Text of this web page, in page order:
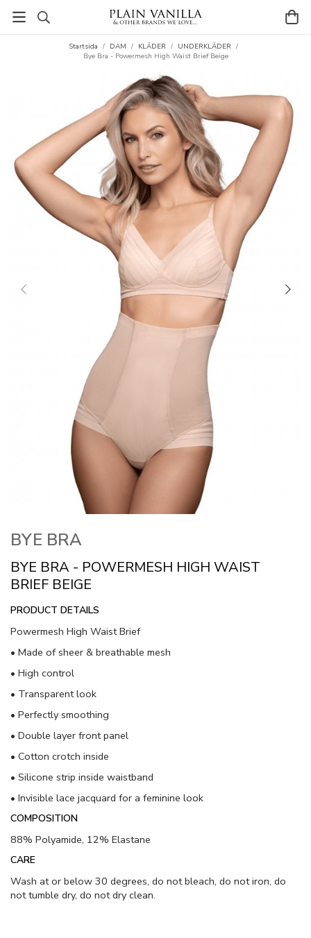
Startsida / DAM / KLÄDER / UNDERKLÄDER /
Bye Bra - Powermesh High Waist Brief Beige
BYE BRA
BYE BRA - POWERMESH HIGH WAIST
BRIEF BEIGE
PRODUCT DETAILS
Powermesh High Waist Brief
• Made of sheer & breathable mesh
• High control
• Transparent look
• Perfectly smoothing
• Double layer front panel
• Cotton crotch inside
• Silicone strip inside waistband
• Invisible lace jacquard for a feminine look
COMPOSITION
88% Polyamide, 12% Elastane
CARE
Wash at or below 30 degrees, do not bleach, do not iron, do
not tumble dry, do not dry clean.